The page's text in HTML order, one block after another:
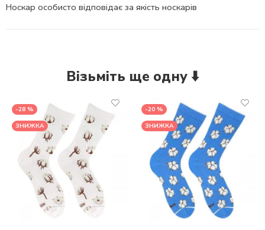
Носкар особисто відповідає за якість носкарів
Візьміть ще одну ⬇️
-28 %
ЗНИЖКА
-20 %
ЗНИЖКА